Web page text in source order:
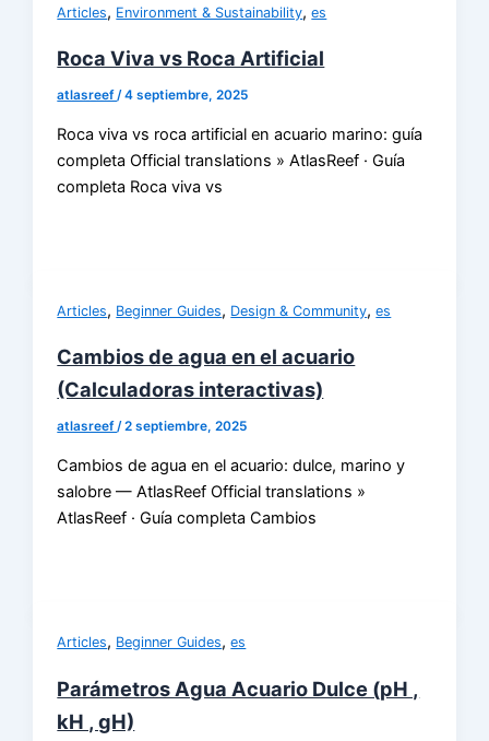
Articles, Environment & Sustainability,es
Roca Viva vs Roca Artificial
atlasreef/4 septiembre, 2025
Roca viva vs roca artificial en acuario marino: guía
completa Official translations » AtlasReef · Guía
completa Roca viva vs
Articles, Beginner Guides, Design & Community,es
Cambios de agua en el acuario
(Calculadoras interactivas)
atlasreef/2 septiembre, 2025
Cambios de agua en el acuario: dulce, marino y
salobre — AtlasReef Official translations »
AtlasReef · Guía completa Cambios
Articles, Beginner Guides,es
Parámetros Agua Acuario Dulce (pH ,
kH , gH)